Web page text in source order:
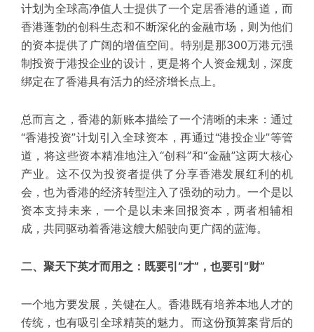
计划为全球高净值人士提供了一个定居香港的通道，而
香港蓬勃的创科生态和不断深化的金融市场，则为他们
的资本提供了广阔的增值空间。特别是那300万港元强
制投资于港投企业的设计，更是将个人 资金规划 ，深度
绑定在了香港具有活力的经济增长点上。
总而言之，香港的新账本描绘了一个清晰的未来： 通过
“香港投资”计划引入全球资本，再通过“港投企业”等管
道，将这些资本精准地注入“创科”和“金融”这两大核心
产业。 这不仅为投资者提供了分享香港发展红利的机
会，也为香港的经济转型注入了强劲的动力。一个是以
资本支持未来，一个是以未来回报资本，两者相辅相
成，共同驱动着香港这艘大船驶向更广阔的蓝海。
二、聚天下英才而用之：既要引“才”，也要引“财”
一个地方要发展，关键在人。香港既有培养本地人才的
传统，也有吸引全球精英的魅力。而这份预算案背后的